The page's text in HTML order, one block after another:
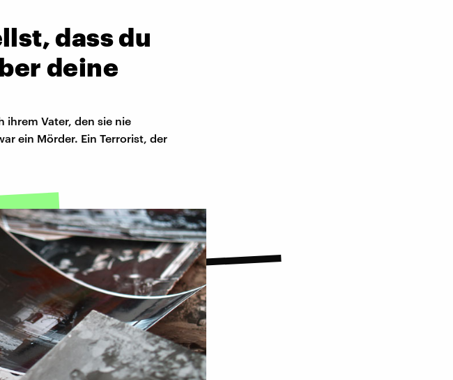
dass du
deine
ihrem Vater, den sie nie
ein Mörder. Ein Terrorist, der